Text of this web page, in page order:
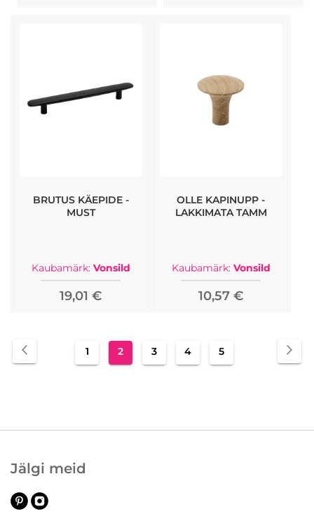
BRUTUS KÄEPIDE -
MUST
Kaubamärk: Vonsild
19,01 €
OLLE KAPINUPP -
LAKKIMATA TAMM
Kaubamärk: Vonsild
10,57 €
Page
1
You're
2 Page
3 Page
4 Page
5
Jälgi meid